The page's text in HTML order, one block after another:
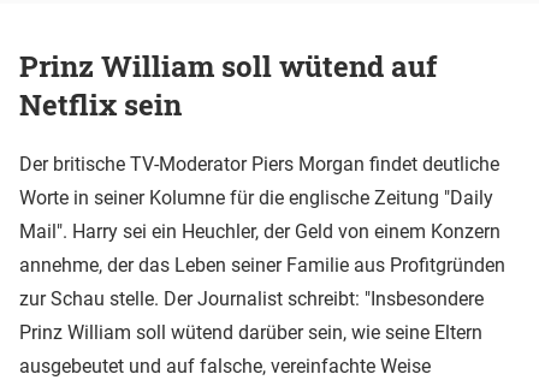
Prinz William soll wütend auf
Netflix sein
Der britische TV-Moderator Piers Morgan findet deutliche
Worte in seiner Kolumne für die englische Zeitung "Daily
Mail". Harry sei ein Heuchler, der Geld von einem Konzern
annehme, der das Leben seiner Familie aus Profitgründen
zur Schau stelle. Der Journalist schreibt: "Insbesondere
Prinz William soll wütend darüber sein, wie seine Eltern
ausgebeutet und auf falsche, vereinfachte Weise